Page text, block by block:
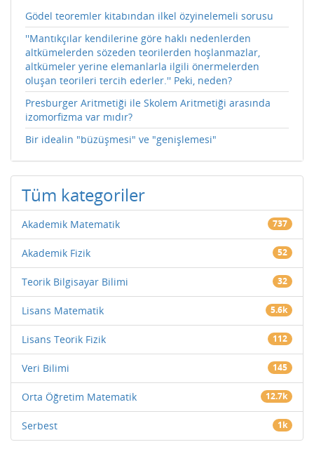
Gödel teoremler kitabından ilkel özyinelemeli sorusu
''Mantıkçılar kendilerine göre haklı nedenlerden
altkümelerden sözeden teorilerden hoşlanmazlar,
altkümeler yerine elemanlarla ilgili önermelerden
oluşan teorileri tercih ederler.'' Peki, neden?
Presburger Aritmetiği ile Skolem Aritmetiği arasında
izomorfizma var mıdır?
Bir idealin "büzüşmesi" ve "genişlemesi"
Tüm kategoriler
Akademik Matematik 737
Akademik Fizik 52
Teorik Bilgisayar Bilimi 32
Lisans Matematik 5.6k
Lisans Teorik Fizik 112
Veri Bilimi 145
Orta Öğretim Matematik 12.7k
Serbest 1k